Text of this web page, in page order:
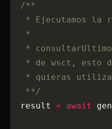
  /**
* Ejecutamos la
   *
*
* de wsct, esto
* quieras
   **/
  result
= await